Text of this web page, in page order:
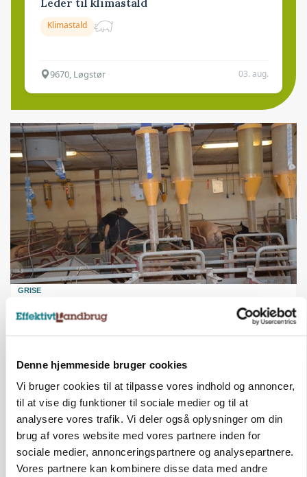
Denne hjemmeside bruger cookies
Vi bruger cookies til at tilpasse vores indhold og annoncer,
til at vise dig funktioner til sociale medier og til at
analysere vores trafik. Vi deler også oplysninger om din
brug af vores website med vores partnere inden for
sociale medier, annonceringspartnere og analysepartnere.
Vores partnere kan kombinere disse data med andre
Klimastald
9670, Løgstør 03. aug.
GRISE
store besparelser